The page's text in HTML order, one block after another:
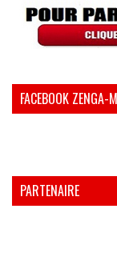
FACEBOOK ZENGA-
PARTENAIRE